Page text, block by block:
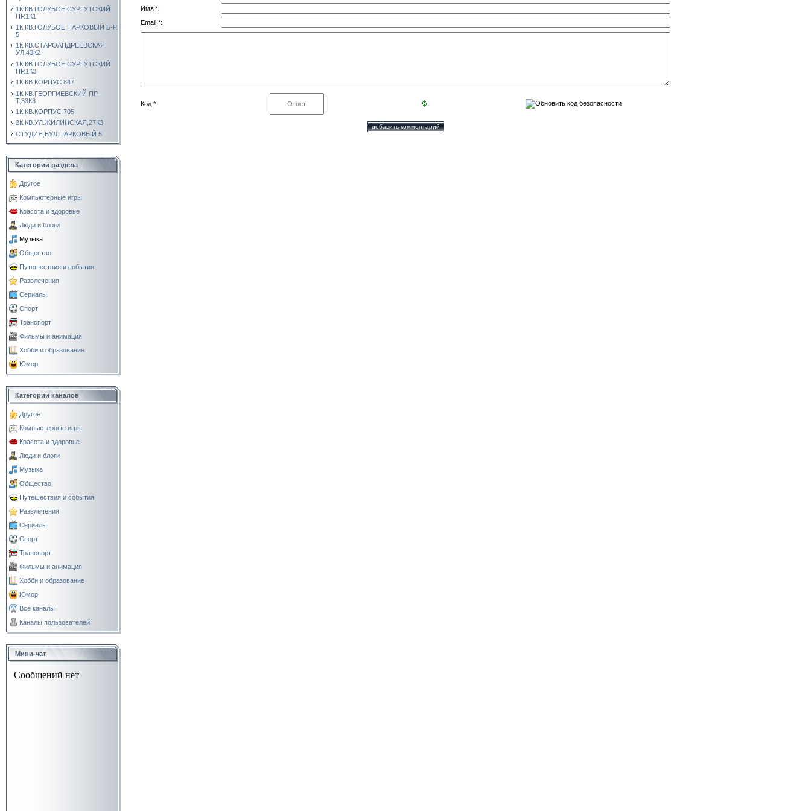
1К.КВ.ГОЛУБОЕ,СУРГУТСКИЙ
ПР.1К1
1К.КВ.ГОЛУБОЕ,ПАРКОВЫЙ Б-Р.
5
1К.КВ.СТАРОАНДРЕЕВСКАЯ
УЛ.43К2
1К.КВ.ГОЛУБОЕ,СУРГУТСКИЙ
ПР.1К3
1К.КВ.КОРПУС 847
1К.КВ.ГЕОРГИЕВСКИЙ ПР-
Т,33К3
1К.КВ.КОРПУС 705
2К.КВ.УЛ.ЖИЛИНСКАЯ,27К3
СТУДИЯ,БУЛ.ПАРКОВЫЙ 5
Категории раздела
Другое
Компьютерные игры
Красота и здоровье
Люди и блоги
Музыка
Общество
Путешествия и события
Развлечения
Сериалы
Спорт
Транспорт
Фильмы и анимация
Хобби и образование
Юмор
Категории каналов
Другое
Компьютерные игры
Красота и здоровье
Люди и блоги
Музыка
Общество
Путешествия и события
Развлечения
Сериалы
Спорт
Транспорт
Фильмы и анимация
Хобби и образование
Юмор
Все каналы
Каналы пользователей
Мини-чат
Имя *:
Email *:
Код *: